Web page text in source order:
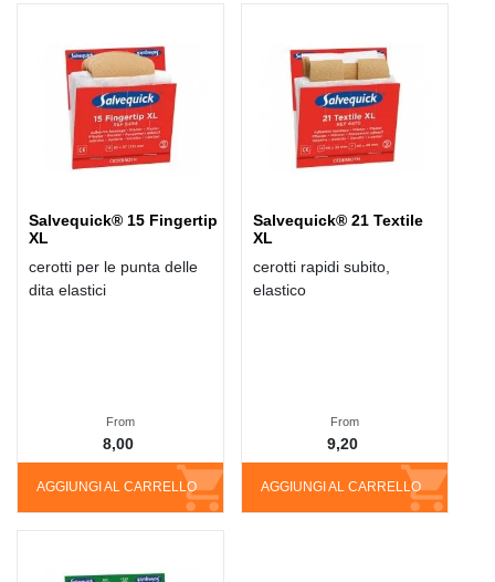
Salvequick® 15 Fingertip
XL
cerotti per le punta delle
dita elastici
AGGIUNGI AL CARRELLO
From
8,00
Salvequick® 21 Textile
XL
cerotti rapidi subito,
elastico
AGGIUNGI AL CARRELLO
From
9,20